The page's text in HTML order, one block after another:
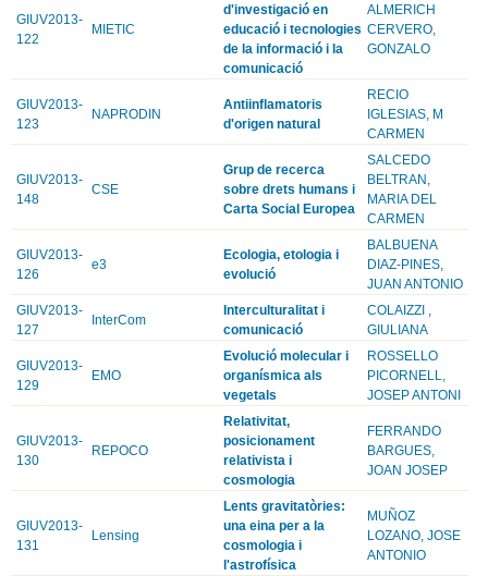
GIUV2013-
122
MIETIC
d'investigació en
educació i tecnologies
de la informació i la
comunicació
ALMERICH
CERVERO,
GONZALO
GIUV2013-
123
NAPRODIN
Antiinflamatoris
d'origen natural
RECIO
IGLESIAS, M
CARMEN
GIUV2013-
148
CSE
Grup de recerca
sobre drets humans i
Carta Social Europea
SALCEDO
BELTRAN,
MARIA DEL
CARMEN
GIUV2013-
126
e3
Ecologia, etologia i
evolució
BALBUENA
DIAZ-PINES,
JUAN ANTONIO
GIUV2013-
127
InterCom
Interculturalitat i
comunicació
COLAIZZI ,
GIULIANA
GIUV2013-
129
EMO
Evolució molecular i
organísmica als
vegetals
ROSSELLO
PICORNELL,
JOSEP ANTONI
GIUV2013-
130
REPOCO
Relativitat,
posicionament
relativista i
cosmologia
FERRANDO
BARGUES,
JOAN JOSEP
GIUV2013-
131
Lensing
Lents gravitatòries:
una eina per a la
cosmologia i
l'astrofísica
MUÑOZ
LOZANO, JOSE
ANTONIO